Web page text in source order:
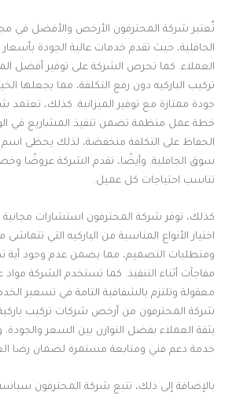
تُعتبر شركة المحترفون الأرخص والأفضل في
الجافلية، حيث تقدم خدمات عالية الجودة
العملاء. كما تحرص الشركة على توفير أفضل
تركيب الباركيه دون رفع التكلفة، مما يجعلها
جودة ممتازة مع توفير الميزانية. كذلك، تعتمد
خطة عمل منظمة تضمن تنفيذ المشاريع في
الحفاظ على التكلفة منخفضة، لذلك يحظى اسم
سوق الجافلية. وأيضًا، تقدم الشركة عروضًا
تناسب احتياجات كل عميل.
كذلك، توفر شركة المحترفون استشارات مجانية
اختيار الأنواع المناسبة من الباركيه التي
ومتطلبات التصميم، مما يضمن عدم وجود أية
مفاجآت أثناء التنفيذ. كما تستخدم الشركة مواد
معقولة وتلتزم بالشفافية التامة في تسعير
شركة المحترفون من أرخص شركات تركيب
بثقة العملاء بفضل التوازن بين السعر والجودة.
خدمة دعم فني ومتابعة مستمرة لضمان رضا
بالإضافة إلى ذلك، تتبع شركة المحترفون